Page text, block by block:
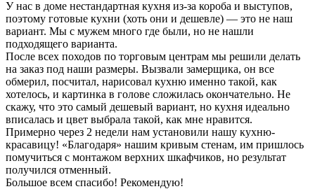
У нас в доме нестандартная кухня из-за короба и выступов,
поэтому готовые кухни (хоть они и дешевле) — это не наш
вариант. Мы с мужем много где были, но не нашли
подходящего варианта.
После всех походов по торговым центрам мы решили делать
на заказ под наши размеры. Вызвали замерщика, он все
обмерил, посчитал, нарисовал кухню именно такой, как
хотелось, и картинка в голове сложилась окончательно. Не
скажу, что это самый дешевый вариант, но кухня идеально
вписалась и цвет выбрала такой, как мне нравится.
Примерно через 2 недели нам установили нашу кухню-
красавицу! «Благодаря» нашим кривым стенам, им пришлось
помучиться с монтажом верхних шкафчиков, но результат
получился отменный.
Большое всем спасибо! Рекомендую!